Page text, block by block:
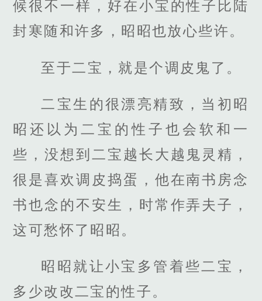
候很不一样，好在小宝的性子比陆
封寒随和许多，昭昭也放心些许。
至于二宝，就是个调皮鬼了。
二宝生的很漂亮精致，当初昭
昭还以为二宝的性子也会软和一
些，没想到二宝越长大越鬼灵精，
很是喜欢调皮捣蛋，他在南书房念
书也念的不安生，时常作弄夫子，
这可愁怀了昭昭。
昭昭就让小宝多管着些二宝，
多少改改二宝的性子。